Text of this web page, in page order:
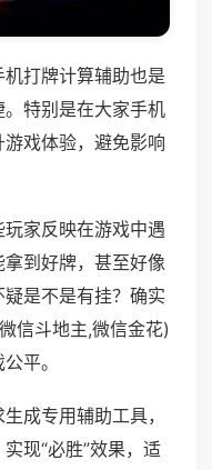
打牌计算辅助也是
特别是在大家手机
戏体验，避免影响
家反映在游戏中遇
到好牌，甚至好像
是不是有挂？确实
信斗地主,微信金花)
平。
成专用辅助工具，
现“必胜”效果，适